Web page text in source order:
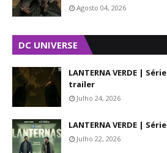
Agosto 04, 2026
DC UNIVERSE
LANTERNA VERDE |
trailer
Julho 24, 2026
LANTERNA VERDE |
Julho 22, 2026